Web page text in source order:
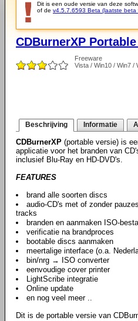
Dit is een oude versie van deze
of de v4.5.7.6593 Beta (laatste beta
CDBurnerXP
Freeware
Vista / Win10 / Win7 /
Beschrijving Informatie
CDBurnerXP (portable versie) is
applicatie voor het branden van
inclusief Blu-Ray en HD-DVD's.
FEATURES
brand alle soorten discs
audio-CD's met of zonder
tracks
branden en aanmaken ISO-
verificatie na brandproces
bootable discs aanmaken
meertalige interface (o.a.
bin/nrg → ISO converter
eenvoudige cover printer
LightScribe integratie
Online update
en nog veel meer ..
Dit is de portable versie van